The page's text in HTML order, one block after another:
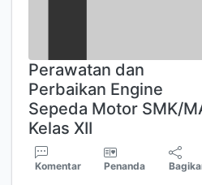
Perawatan dan
Perbaikan Engine
Sepeda Motor SMK/
Kelas XII
Komentar Penanda